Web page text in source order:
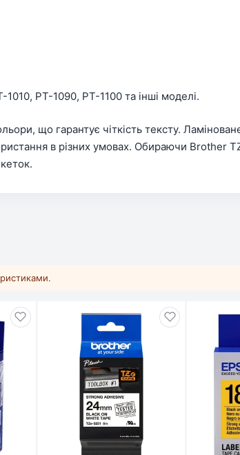
PT-1090, PT-1100 та інші моделі.
що гарантує чіткість тексту.
в різних умовах. Обираючи Brother